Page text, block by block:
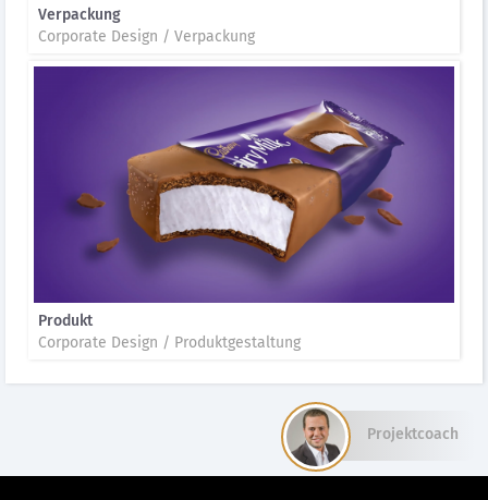
Verpackung
Corporate Design / Verpackung
Produkt
Corporate Design / Produktgestaltung
Projektcoach